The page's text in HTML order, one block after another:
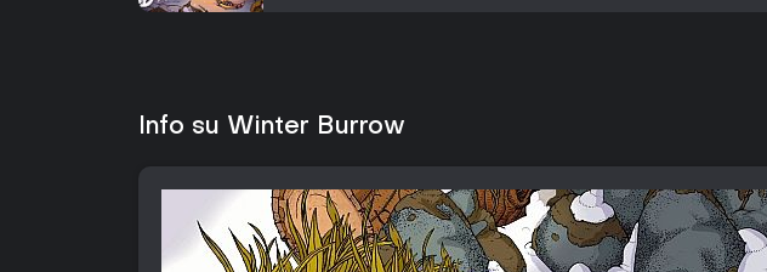
Info su Winter Burrow